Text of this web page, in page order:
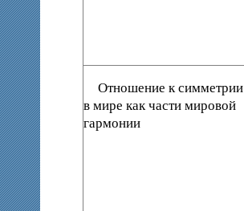
Отношение к симметрии
в мире как части мировой
гармонии